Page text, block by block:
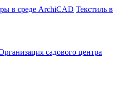
в среде ArchiCAD Текстиль в
садового центра